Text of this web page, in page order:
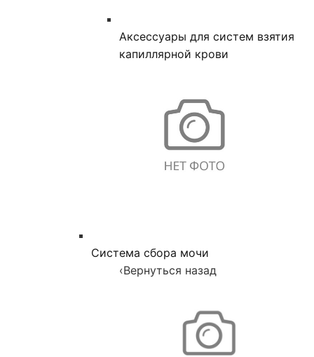
Аксессуары для систем взятия
капиллярной крови
Система сбора мочи
‹Вернуться назад